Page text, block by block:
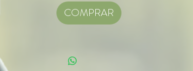
COMPRAR